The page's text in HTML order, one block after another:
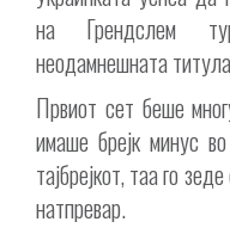
на Грендслем
неодамнешната
Првиот сет беше
имаше брејк минус
тајбрејкот, таа го
натпревар.